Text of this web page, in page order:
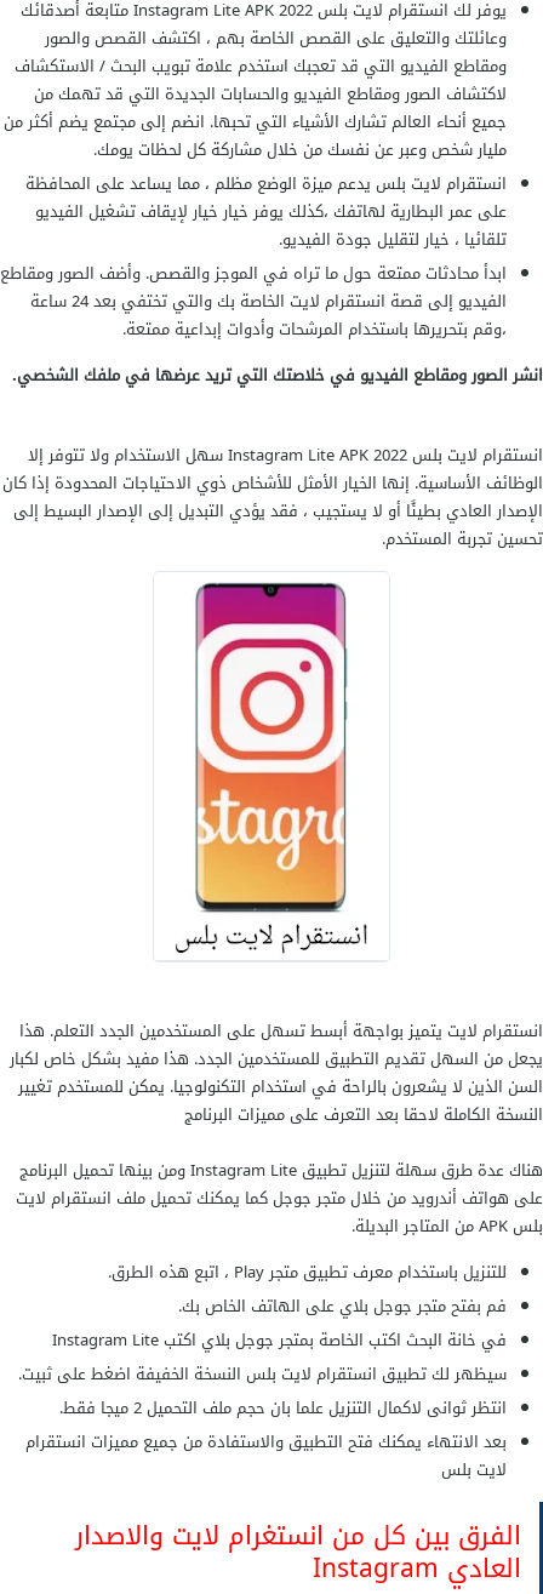
يوفر لك انستقرام لايت بلس 2022 Instagram Lite APK متابعة أصدقائك
وعائلتك والتعليق على القصص الخاصة بهم ، اكتشف القصص والصور
ومقاطع الفيديو التي قد تعجبك استخدم علامة تبويب البحث / الاستكشاف
لاكتشاف الصور ومقاطع الفيديو والحسابات الجديدة التي قد تهمك من
جميع أنحاء العالم تشارك الأشياء التي تحبها. انضم إلى مجتمع يضم أكثر من
مليار شخص وعبر عن نفسك من خلال مشاركة كل لحظات يومك.
انستقرام لايت بلس يدعم ميزة الوضع مظلم ، مما يساعد على المحافظة
على عمر البطارية لهاتفك ،كذلك يوفر خيار خيار لإيقاف تشغيل الفيديو
تلقائيا ، خيار لتقليل جودة الفيديو.
ابدأ محادثات ممتعة حول ما تراه في الموجز والقصص. وأضف الصور ومقاطع
الفيديو إلى قصة انستقرام لايت الخاصة بك والتي تختفي بعد 24 ساعة
،وقم بتحريرها باستخدام المرشحات وأدوات إبداعية ممتعة.
انشر الصور ومقاطع الفيديو في خلاصتك التي تريد عرضها في ملفك الشخصي.
انستقرام لايت بلس 2022 Instagram Lite APK سهل الاستخدام ولا تتوفر إلا
الوظائف الأساسية. إنها الخيار الأمثل للأشخاص ذوي الاحتياجات المحدودة إذا كان
الإصدار العادي بطيئًا أو لا يستجيب ، فقد يؤدي التبديل إلى الإصدار البسيط إلى
تحسين تجربة المستخدم.
انستقرام لايت يتميز بواجهة أبسط تسهل على المستخدمين الجدد التعلم. هذا
يجعل من السهل تقديم التطبيق للمستخدمين الجدد. هذا مفيد بشكل خاص لكبار
السن الذين لا يشعرون بالراحة في استخدام التكنولوجيا. يمكن للمستخدم تغيير
النسخة الكاملة لاحقا بعد التعرف على مميزات البرنامج
هناك عدة طرق سهلة لتنزيل تطبيق Instagram Lite ومن بينها تحميل البرنامج
على هواتف أندرويد من خلال متجر جوجل كما يمكنك تحميل ملف انستقرام لايت
بلس APK من المتاجر البديلة.
للتنزيل باستخدام معرف تطبيق متجر Play ، اتبع هذه الطرق.
فم بفتح متجر جوجل بلاي على الهاتف الخاص بك.
في خانة البحث اكتب الخاصة بمتجر جوجل بلاي اكتب Instagram Lite
سيظهر لك تطبيق انستقرام لايت بلس النسخة الخفيفة اضغط على ثبيت.
انتظر ثوانى لاكمال التنزيل علما بان حجم ملف التحميل 2 ميجا فقط.
بعد الانتهاء يمكنك فتح التطبيق والاستفادة من جميع مميزات انستقرام
لايت بلس
الفرق بين كل من انستغرام لايت والاصدار
العادي Instagram